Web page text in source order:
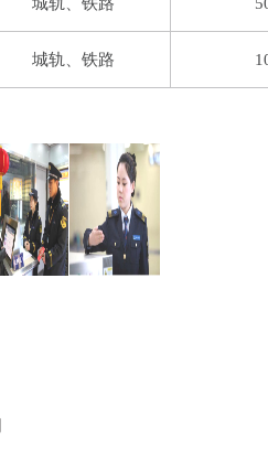
城轨、铁路